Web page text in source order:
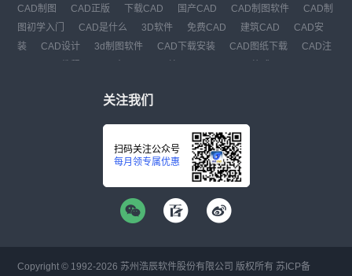
CAD制图 CAD正版 下载CAD 国产CAD CAD制图软件
CAD制
图初学入门
CAD是什么 3D软件 免费CAD 建筑CAD
CAD安
装
CAD设计 3d制图软件 CAD下载安装 CAD图纸下载
CAD注
关注我们
扫码关注公众号
每月领专属优惠
Copyright © 1992-2026 苏州浩辰软件股份有限公司 版权所有 苏ICP备